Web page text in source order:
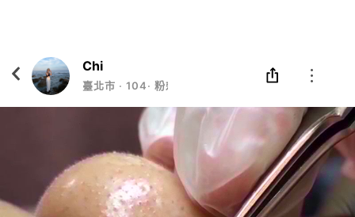
Chi
臺北市 ‧ 104‧ 粉刺美容師